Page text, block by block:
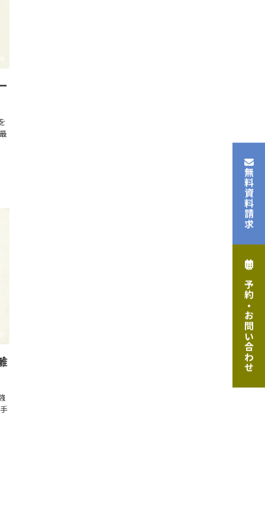
無料資料請求
ご予約・お問い合わせ